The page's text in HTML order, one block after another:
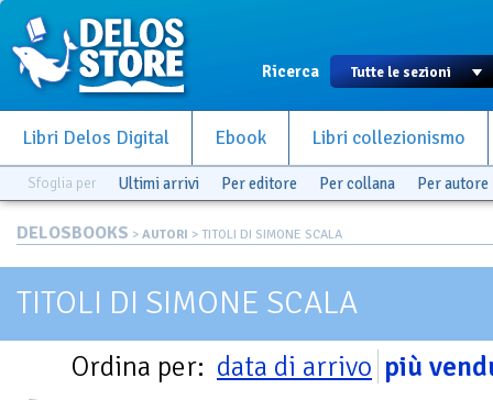
Ricerca
Libri Delos Digital Ebook Libri collezionismo
Sfoglia per Ultimi arrivi Per editore Per collana Per autore
DELOSBOOKS > AUTORI > TITOLI DI SIMONE SCALA
TITOLI DI SIMONE SCALA
Ordina per: data di arrivo più